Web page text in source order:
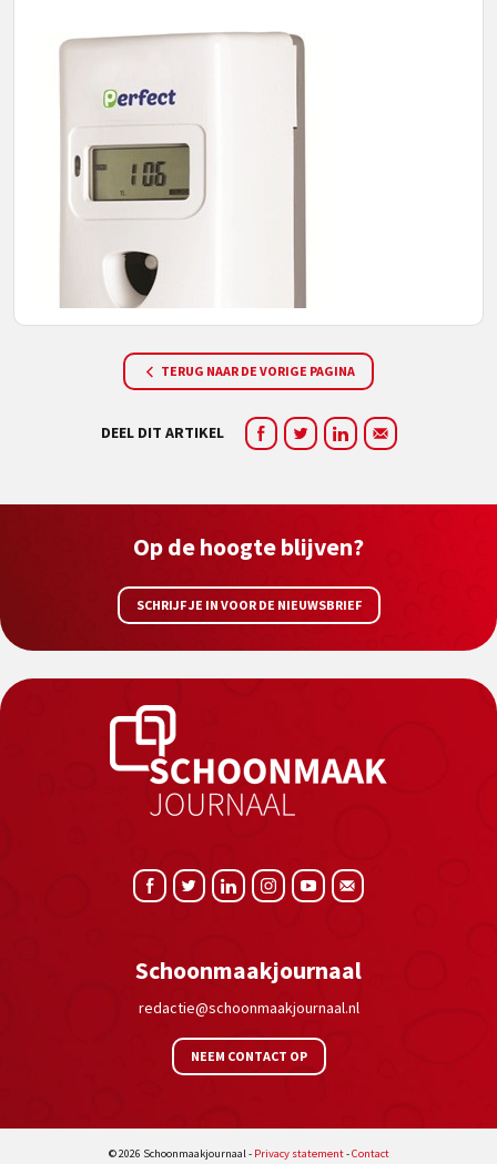
TERUG NAAR DE VORIGE PAGINA
DEEL DIT ARTIKEL
Op de hoogte blijven?
SCHRIJF JE IN VOOR DE NIEUWSBRIEF
Schoonmaakjournaal
redactie@schoonmaakjournaal.nl
NEEM CONTACT OP
© 2026 Schoonmaakjournaal - Privacy statement-Contact